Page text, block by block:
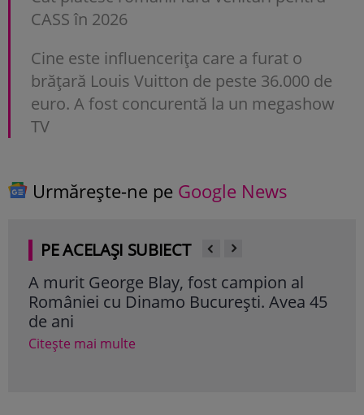
CASS în 2026
Cine este influencerița care a furat o
brățară Louis Vuitton de peste 36.000 de
euro. A fost concurentă la un megashow
TV
Urmărește-ne pe Google News
PE ACELAȘI SUBIECT
A murit George Blay, fost campion al
României cu Dinamo București. Avea 45
de ani
Citește mai multe